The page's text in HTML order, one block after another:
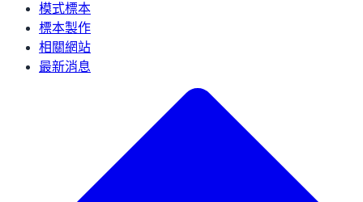
模式標本
標本製作
相關網站
最新消息